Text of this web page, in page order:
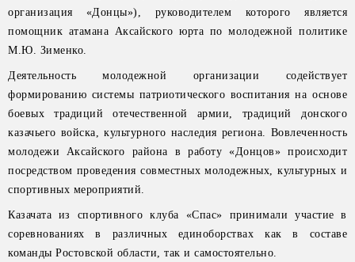
организация «Донцы»), руководителем которого является
помощник атамана Аксайского юрта по молодежной политике
М.Ю. Зименко.
Деятельность молодежной организации содействует
формированию системы патриотического воспитания на основе
боевых традиций отечественной армии, традиций донского
казачьего войска, культурного наследия региона. Вовлеченность
молодежи Аксайского района в работу «Донцов» происходит
посредством проведения совместных молодежных, культурных и
спортивных мероприятий.
Казачата из спортивного клуба «Спас» принимали участие в
соревнованиях в различных единоборствах как в составе
команды Ростовской области, так и самостоятельно.